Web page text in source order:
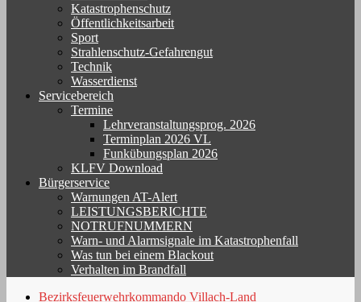
Katastrophenschutz
Öffentlichkeitsarbeit
Sport
Strahlenschutz-Gefahrengut
Technik
Wasserdienst
Servicebereich
Termine
Lehrveranstaltungsprog. 2026
Terminplan 2026 VL
Funkübungsplan 2026
KLFV Download
Bürgerservice
Warnungen AT-Alert
LEISTUNGSBERICHTE
NOTRUFNUMMERN
Warn- und Alarmsignale im Katastrophenfall
Was tun bei einem Blackout
Verhalten im Brandfall
Bezirksfeuerwehrkommando Villach-Land